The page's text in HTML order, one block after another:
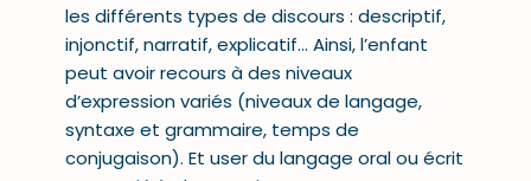
les différents types de discours : descriptif,
injonctif, narratif, explicatif… Ainsi, l’enfant
peut avoir recours à des niveaux
d’expression variés (niveaux de langage,
syntaxe et grammaire, temps de
conjugaison). Et user du langage oral ou écrit